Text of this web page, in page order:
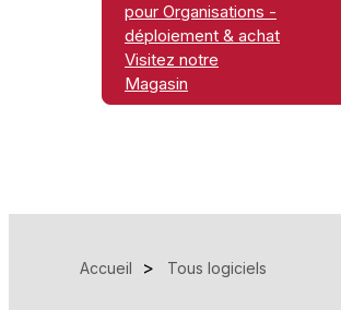
pour Organisations -
déploiement & achat
Visitez notre
Magasin
Accueil Tous logiciels